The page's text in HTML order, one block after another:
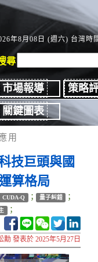
年8月08日 (週六) 台灣時
尋
市場報導
策略
關鍵圖表
用
技巨頭與國
算格局
CUDA-Q ； 量子糾錯 ；
；
發表於 2025年5月27日